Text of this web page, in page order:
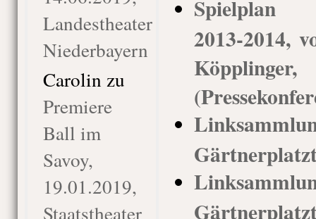
Landestheater
Niederbayern
Carolin zu
Premiere
Ball im
Savoy,
19.01.2019,
Staatstheater
Spielplan
2013-2014,